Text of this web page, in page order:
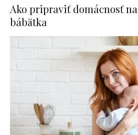
Ako pripraviť domácnosť
bábätka